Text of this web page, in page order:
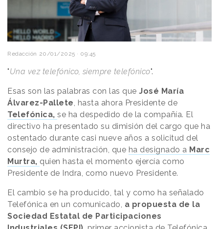
Redacción 20/01/2025 · 09:45
"Una vez telefónico, siempre telefónico".
Esas son las palabras con las que José María
Álvarez-Pallete , hasta ahora Presidente de
Telefónica, se ha despedido de la compañía. El
directivo ha presentado su dimisión del cargo que ha
ostentado durante casi nueve años a solicitud del
consejo de administración, que ha designado a Marc
Murtra, quien hasta el momento ejercía como
Presidente de Indra, como nuevo Presidente.
El cambio se ha producido, tal y como ha señalado
Telefónica en un comunicado, a propuesta de la
Sociedad Estatal de Participaciones